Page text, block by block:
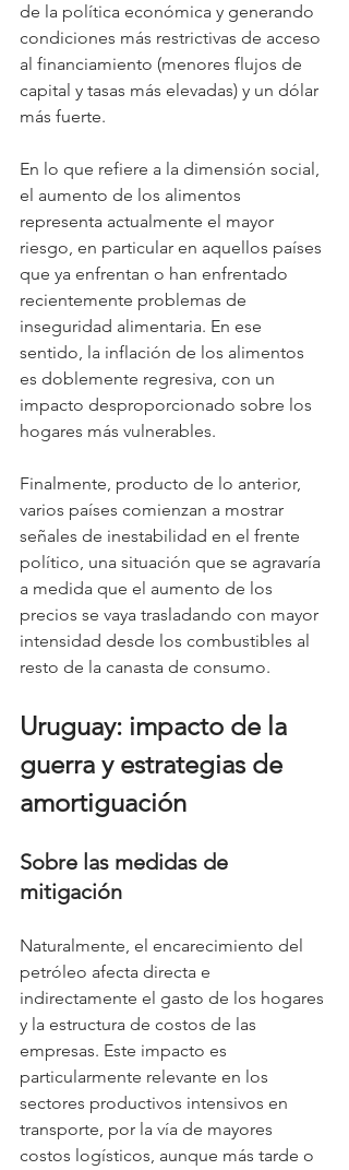
de la política económica y generando
condiciones más restrictivas de acceso
al financiamiento (menores flujos de
capital y tasas más elevadas) y un dólar
más fuerte.
En lo que refiere a la dimensión social,
el aumento de los alimentos
representa actualmente el mayor
riesgo, en particular en aquellos países
que ya enfrentan o han enfrentado
recientemente problemas de
inseguridad alimentaria. En ese
sentido, la inflación de los alimentos
es doblemente regresiva, con un
impacto desproporcionado sobre los
hogares más vulnerables.
Finalmente, producto de lo anterior,
varios países comienzan a mostrar
señales de inestabilidad en el frente
político, una situación que se agravaría
a medida que el aumento de los
precios se vaya trasladando con mayor
intensidad desde los combustibles al
resto de la canasta de consumo.
Uruguay: impacto de la
guerra y estrategias de
amortiguación
Sobre las medidas de
mitigación
Naturalmente, el encarecimiento del
petróleo afecta directa e
indirectamente el gasto de los hogares
y la estructura de costos de las
empresas. Este impacto es
particularmente relevante en los
sectores productivos intensivos en
transporte, por la vía de mayores
costos logísticos, aunque más tarde o